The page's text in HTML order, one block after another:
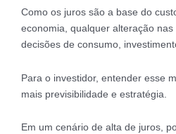
Como os juros são a base do
economia, qualquer alteração
decisões de consumo,
Para o investidor, entender esse
mais previsibilidade e estratégia.
Em um cenário de alta de juros,